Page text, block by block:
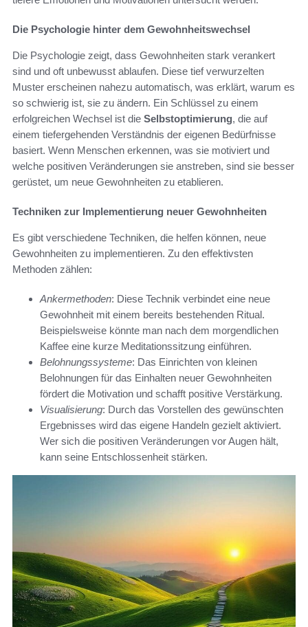
Die Psychologie hinter dem Gewohnheitswechsel
Die Psychologie zeigt, dass Gewohnheiten stark verankert
sind und oft unbewusst ablaufen. Diese tief verwurzelten
Muster erscheinen nahezu automatisch, was erklärt, warum es
so schwierig ist, sie zu ändern. Ein Schlüssel zu einem
erfolgreichen Wechsel ist die Selbstoptimierung, die auf
einem tiefergehenden Verständnis der eigenen Bedürfnisse
basiert. Wenn Menschen erkennen, was sie motiviert und
welche positiven Veränderungen sie anstreben, sind sie besser
gerüstet, um neue Gewohnheiten zu etablieren.
Techniken zur Implementierung neuer Gewohnheiten
Es gibt verschiedene Techniken, die helfen können, neue
Gewohnheiten zu implementieren. Zu den effektivsten
Methoden zählen:
Ankermethoden: Diese Technik verbindet eine neue
Gewohnheit mit einem bereits bestehenden Ritual.
Beispielsweise könnte man nach dem morgendlichen
Kaffee eine kurze Meditationssitzung einführen.
Belohnungssysteme: Das Einrichten von kleinen
Belohnungen für das Einhalten neuer Gewohnheiten
fördert die Motivation und schafft positive Verstärkung.
Visualisierung: Durch das Vorstellen des gewünschten
Ergebnisses wird das eigene Handeln gezielt aktiviert.
Wer sich die positiven Veränderungen vor Augen hält,
kann seine Entschlossenheit stärken.